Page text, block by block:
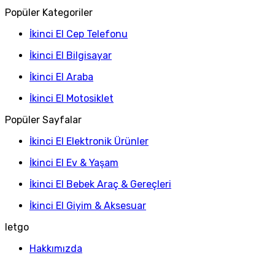
Popüler Kategoriler
İkinci El Cep Telefonu
İkinci El Bilgisayar
İkinci El Araba
İkinci El Motosiklet
Popüler Sayfalar
İkinci El Elektronik Ürünler
İkinci El Ev & Yaşam
İkinci El Bebek Araç & Gereçleri
İkinci El Giyim & Aksesuar
letgo
Hakkımızda